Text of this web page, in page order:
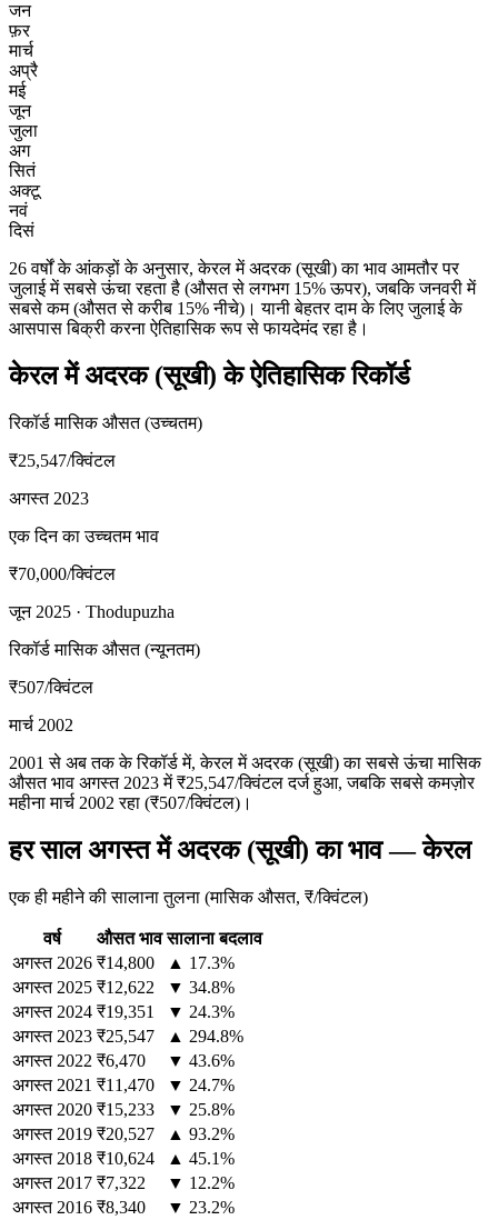
जन
फ़र
मार्च
अप्रै
मई
जून
जुला
अग
सितं
अक्टू
नवं
दिसं
26 वर्षों के आंकड़ों के अनुसार, केरल में अदरक (सूखी) का भाव आमतौर पर
जुलाई में सबसे ऊंचा रहता है (औसत से लगभग 15% ऊपर), जबकि जनवरी में
सबसे कम (औसत से करीब 15% नीचे)। यानी बेहतर दाम के लिए जुलाई के
आसपास बिक्री करना ऐतिहासिक रूप से फायदेमंद रहा है।
केरल में अदरक (सूखी) के ऐतिहासिक रिकॉर्ड
रिकॉर्ड मासिक औसत (उच्चतम)
₹25,547/क्विंटल
अगस्त 2023
एक दिन का उच्चतम भाव
₹70,000/क्विंटल
जून 2025 · Thodupuzha
रिकॉर्ड मासिक औसत (न्यूनतम)
₹507/क्विंटल
मार्च 2002
2001 से अब तक के रिकॉर्ड में, केरल में अदरक (सूखी) का सबसे ऊंचा मासिक
औसत भाव अगस्त 2023 में ₹25,547/क्विंटल दर्ज हुआ, जबकि सबसे कमज़ोर
महीना मार्च 2002 रहा (₹507/क्विंटल)।
हर साल अगस्त में अदरक (सूखी) का भाव — केरल
एक ही महीने की सालाना तुलना (मासिक औसत, ₹/क्विंटल)
वर्ष औसत भाव सालाना बदलाव
अगस्त 2026 ₹14,800
▲ 17.3%
अगस्त 2025 ₹12,622
▼ 34.8%
अगस्त 2024 ₹19,351
▼ 24.3%
अगस्त 2023 ₹25,547
▲ 294.8%
अगस्त 2022 ₹6,470
▼ 43.6%
अगस्त 2021 ₹11,470
▼ 24.7%
अगस्त 2020 ₹15,233
▼ 25.8%
अगस्त 2019 ₹20,527
▲ 93.2%
अगस्त 2018 ₹10,624
▲ 45.1%
अगस्त 2017 ₹7,322
▼ 12.2%
अगस्त 2016 ₹8,340
▼ 23.2%